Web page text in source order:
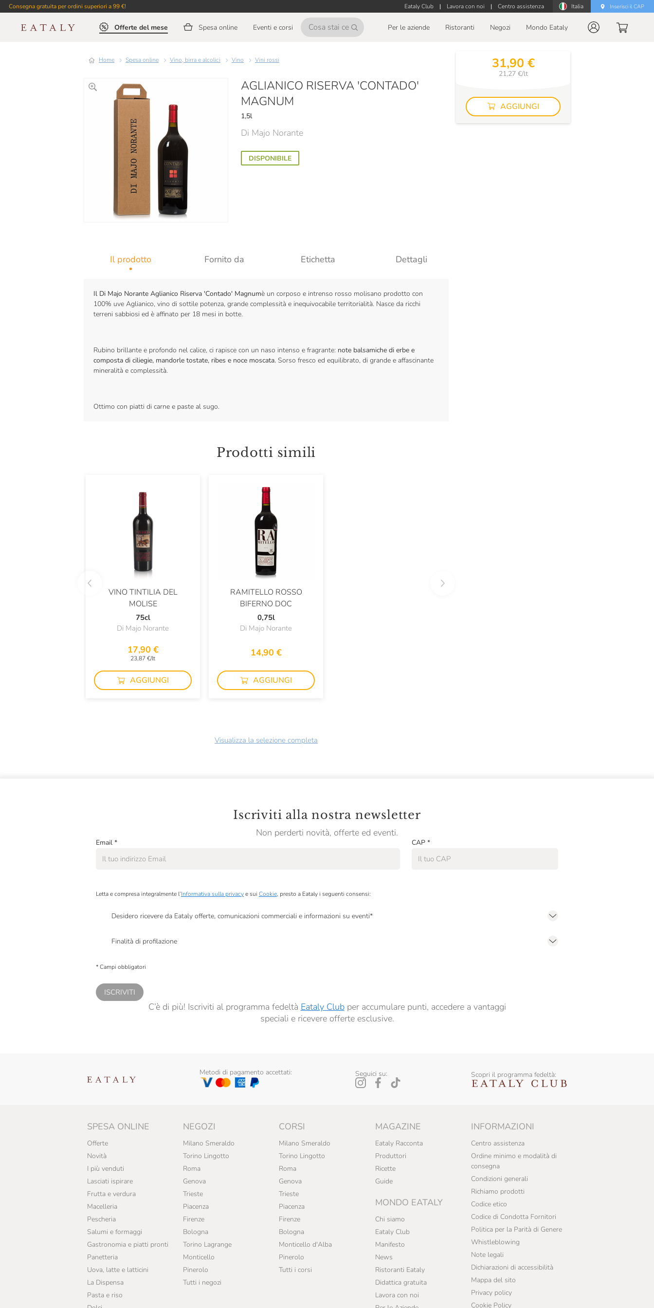
Consegna gratuita per ordini superiori a 99 €! Eataly Club | Lavora con noi | Centro assistenza Italia Inserisci il CAP
Offerte del mese Spesa online Eventi e corsi Per le aziende Ristoranti Negozi Mondo Eataly
Home Spesa online Vino, birra e alcolici Vino Vini rossi
AGLIANICO RISERVA 'CONTADO'
MAGNUM
1,5l
Di Majo Norante
DISPONIBILE
Il prodotto Fornito da Etichetta Dettagli
Il Di Majo Norante Aglianico Riserva 'Contado' Magnumè un corposo e intrenso rosso molisano prodotto con
100% uve Aglianico, vino di sottile potenza, grande complessità e inequivocabile territorialità. Nasce da ricchi
terreni sabbiosi ed è affinato per 18 mesi in botte.
Rubino brillante e profondo nel calice, ci rapisce con un naso intenso e fragrante: note balsamiche di erbe e
composta di ciliegie, mandorle tostate, ribes e noce moscata. Sorso fresco ed equilibrato, di grande e affascinante
mineralità e complessità.
Ottimo con piatti di carne e paste al sugo.
Prodotti simili
VINO TINTILIA DEL
MOLISE
75cl
Di Majo Norante
17,90 €
23,87 €/lt
AGGIUNGI
RAMITELLO ROSSO
BIFERNO DOC
0,75l
Di Majo Norante
14,90 €
AGGIUNGI
Visualizza la selezione completa
31,90 €
21,27 €/lt
AGGIUNGI
Iscriviti alla nostra newsletter
Non perderti novità, offerte ed eventi.
Email * CAP *
Letta e compresa integralmente l’Informativa sulla privacye sui Cookie, presto a Eataly i seguenti consensi:
Desidero ricevere da Eataly offerte, comunicazioni commerciali e informazioni su eventi*
Finalità di profilazione
* Campi obbligatori
ISCRIVITI
C’è di più! Iscriviti al programma fedeltà Eataly Clubper accumulare punti, accedere a vantaggi
speciali e ricevere offerte esclusive.
Metodi di pagamento accettati: Seguici su: Scopri il programma fedeltà:
SPESA ONLINE
Offerte
Novità
I più venduti
Lasciati ispirare
Frutta e verdura
Macelleria
Pescheria
Salumi e formaggi
Gastronomia e piatti pronti
Panetteria
Uova, latte e latticini
La Dispensa
Pasta e riso
NEGOZI
Milano Smeraldo
Torino Lingotto
Roma
Genova
Trieste
Piacenza
Firenze
Bologna
Torino Lagrange
Monticello
Pinerolo
Tutti i negozi
CORSI
Milano Smeraldo
Torino Lingotto
Roma
Genova
Trieste
Piacenza
Firenze
Bologna
Monticello d'Alba
Pinerolo
Tutti i corsi
MAGAZINE
Eataly Racconta
Produttori
Ricette
Guide
MONDO EATALY
Chi siamo
Eataly Club
Manifesto
News
Ristoranti Eataly
Didattica gratuita
Lavora con noi
INFORMAZIONI
Centro assistenza
Ordine minimo e modalità di
consegna
Condizioni generali
Richiamo prodotti
Codice etico
Codice di Condotta Fornitori
Politica per la Parità di Genere
Whistleblowing
Note legali
Dichiarazioni di accessibilità
Mappa del sito
Privacy policy
Cookie Policy